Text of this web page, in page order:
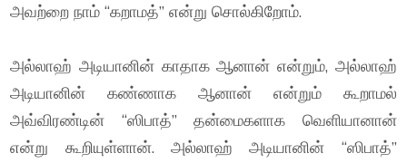
அவற்றை நாம் “கறாமத்” என்று சொல்கிறோம்.
அல்லாஹ் அடியானின் காதாக ஆனான் என்றும், அல்லாஹ்
அடியானின் கண்ணாக ஆனான் என்றும் கூறாமல்
அவ்விரண்டின் “ஸிபாத்” தன்மைகளாக வெளியானான்
என்று கூறியுள்ளான். அல்லாஹ் அடியானின் “ஸிபாத்”